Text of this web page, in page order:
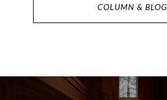
COLUMN & BLOG